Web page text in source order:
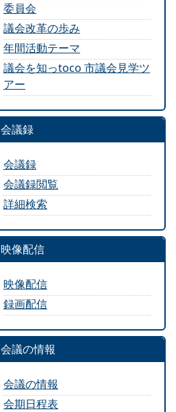
委員会
議会改革の歩み
年間活動テーマ
議会を知っtoco 市議会見学ツ
アー
会議録
会議録
会議録閲覧
詳細検索
映像配信
映像配信
録画配信
会議の情報
会議の情報
会期日程表